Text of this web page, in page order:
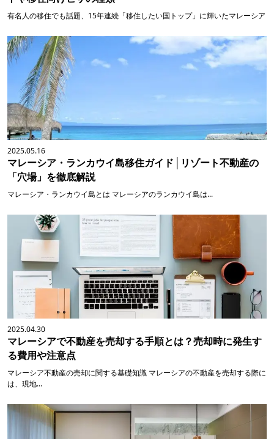
有名人の移住でも話題、15年連続「移住したい国トップ」に輝いたマレーシア
2025.05.16
マレーシア・ランカウイ島移住ガイド│リゾート不動産の
「穴場」を徹底解説
マレーシア・ランカウイ島とは マレーシアのランカウイ島は...
2025.04.30
マレーシアで不動産を売却する手順とは？売却時に発生す
る費用や注意点
マレーシア不動産の売却に関する基礎知識 マレーシアの不動産を売却する際に
は、現地...